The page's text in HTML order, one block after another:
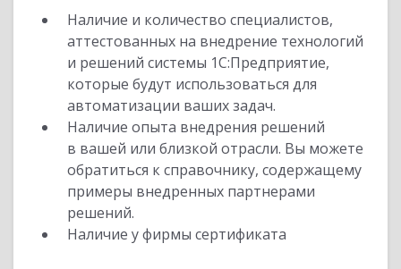
Наличие и количество специалистов,
аттестованных на внедрение технологий
и решений системы 1С:Предприятие,
которые будут использоваться для
автоматизации ваших задач.
Наличие опыта внедрения решений
в вашей или близкой отрасли. Вы можете
обратиться к справочнику, содержащему
примеры внедренных партнерами
решений.
Наличие у фирмы сертификата